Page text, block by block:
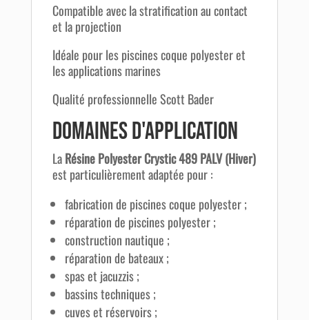
Compatible avec la stratification au contact
et la projection
Idéale pour les piscines coque polyester et
les applications marines
Qualité professionnelle Scott Bader
Domaines d'application
LaRésine Polyester Crystic 489 PALV (Hiver)
est particulièrement adaptée pour :
fabrication de piscines coque polyester ;
réparation de piscines polyester ;
construction nautique ;
réparation de bateaux ;
spas et jacuzzis ;
bassins techniques ;
cuves et réservoirs ;